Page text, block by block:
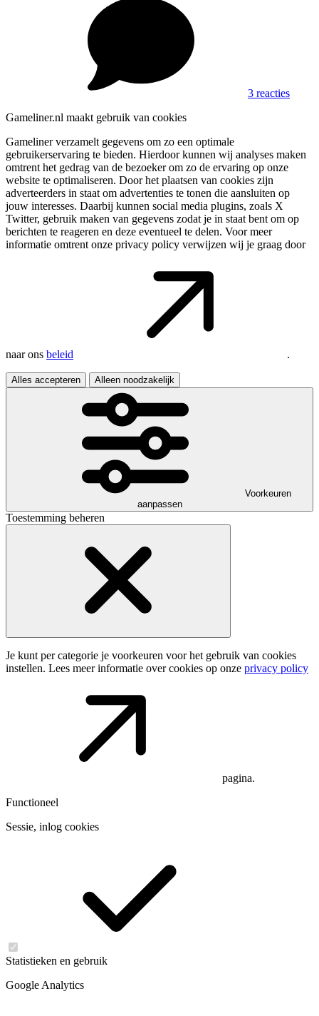
3 reacties
Gameliner.nl maakt gebruik van cookies
Gameliner verzamelt gegevens om zo een optimale
gebruikerservaring te bieden. Hierdoor kunnen wij analyses maken
omtrent het gedrag van de bezoeker om zo de ervaring op onze
website te optimaliseren. Door het plaatsen van cookies zijn
adverteerders in staat om advertenties te tonen die aansluiten op
jouw interesses. Daarbij kunnen social media plugins, zoals X
Twitter, gebruik maken van gegevens zodat je in staat bent om op
berichten te reageren en deze eventueel te delen. Voor meer
informatie omtrent onze privacy policy verwijzen wij je graag door
naar ons beleid .
Alles accepteren Alleen noodzakelijk
Voorkeuren
aanpassen
Toestemming beheren
Je kunt per categorie je voorkeuren voor het gebruik van cookies
instellen. Lees meer informatie over cookies op onze privacy policy
pagina.
Functioneel
Sessie, inlog cookies
Statistieken en gebruik
Google Analytics